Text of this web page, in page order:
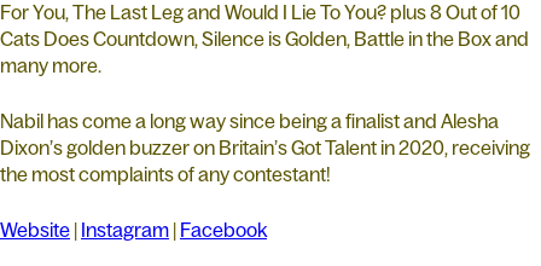
For You, The Last Leg and Would I Lie To You? plus 8 Out of 10
Cats Does Countdown, Silence is Golden, Battle in the Box and
many more.
Nabil has come a long way since being a finalist and Alesha
Dixon’s golden buzzer on Britain’s Got Talent in 2020, receiving
the most complaints of any contestant!
Website | Instagram | Facebook